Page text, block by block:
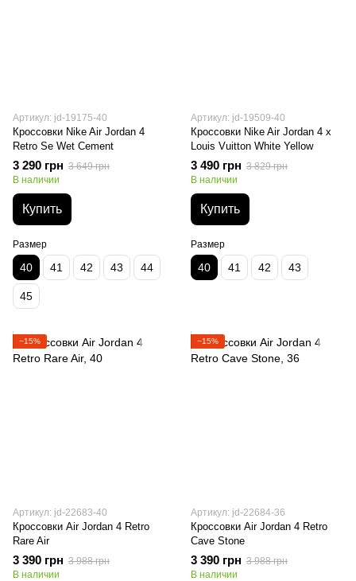
Артикул: jd-19175-40
Кроссовки Nike Air Jordan 4
Retro Se Wet Cement
3 290 грн 3 649 грн
В наличии
Купить
Размер
40 41 42 43 44
45
Артикул: jd-19509-40
Кроссовки Nike Air Jordan 4 x
Louis Vuitton White Yellow
3 490 грн 3 829 грн
В наличии
Купить
Размер
40 41 42 43
−15%
Артикул: jd-22683-40
Кроссовки Air Jordan 4 Retro
Rare Air
3 390 грн 3 988 грн
В наличии
−15%
Артикул: jd-22684-36
Кроссовки Air Jordan 4 Retro
Cave Stone
3 390 грн 3 988 грн
В наличии